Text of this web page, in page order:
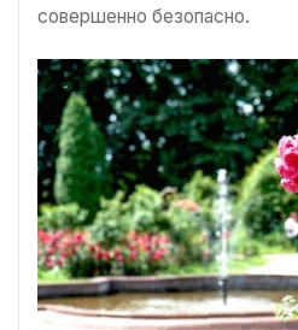
совершенно безопасно.